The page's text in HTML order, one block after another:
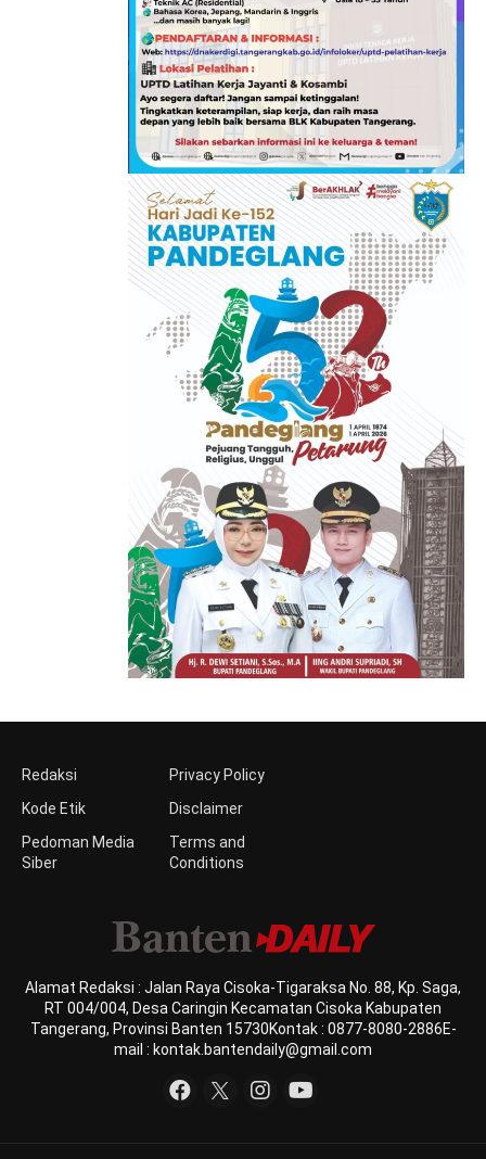
Redaksi
Kode Etik
Pedoman Media
Siber
Privacy Policy
Disclaimer
Terms and
Conditions
Alamat Redaksi : Jalan Raya Cisoka-Tigaraksa No. 88, Kp. Saga,
RT 004/004, Desa Caringin Kecamatan Cisoka Kabupaten
Tangerang, Provinsi Banten 15730Kontak : 0877-8080-2886E-
mail : kontak.bantendaily@gmail.com